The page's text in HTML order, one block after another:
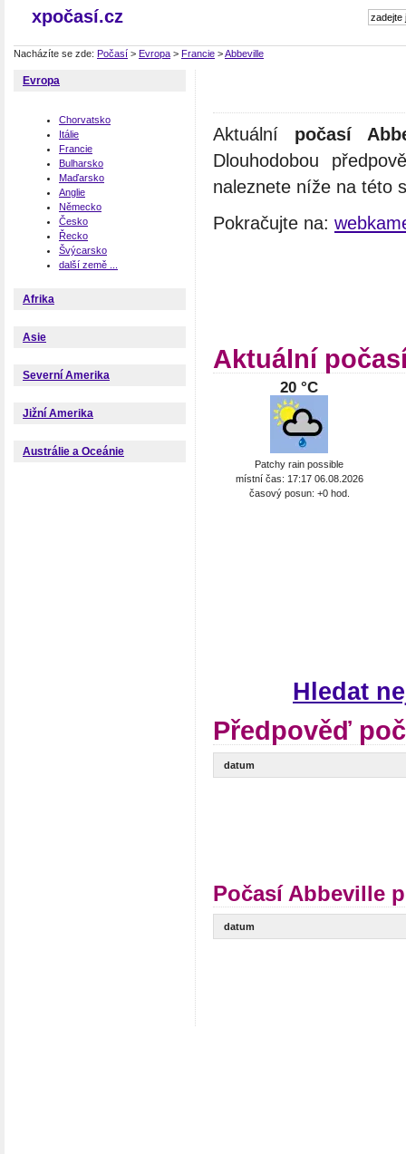
xpočasí.cz
Nacházíte se zde: Počasí > Evropa > Francie >Abbeville
Evropa
Chorvatsko
Itálie
Francie
Bulharsko
Maďarsko
Anglie
Německo
Česko
Řecko
Švýcarsko
další země ...
Afrika
Asie
Severní Amerika
Jižní Amerika
Austrálie a Oceánie
Aktuální počasí
Dlouhodobou
naleznete níže na této
Pokračujte na:
Aktuální
20 °C
Patchy rain possible
místní čas: 17:17 06.08.2026
časový posun: +0 hod.
Hledat
Předpověď
datum
Počasí Abbeville
datum